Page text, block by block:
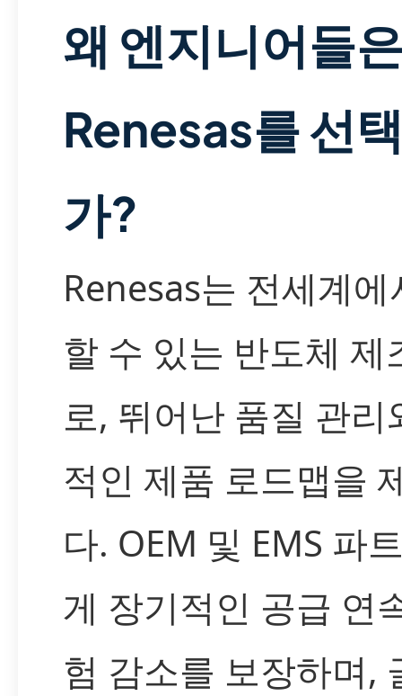
왜 엔지니어들
Renesas를 선
가?
Renesas는 전세계
할 수 있는 반도체 제
로, 뛰어난 품질 관리
적인 제품 로드맵을
다. OEM 및 EMS 파
게 장기적인 공급 연
험 감소를 보장하며,